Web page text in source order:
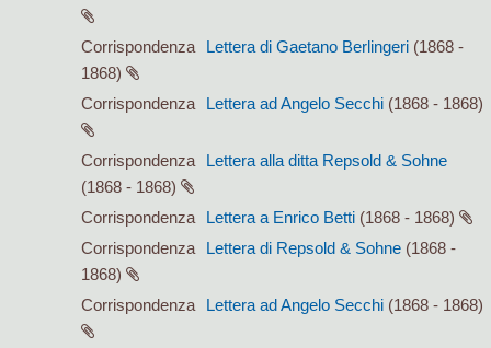
Corrispondenza Lettera di Gaetano Berlingeri (1868 -
1868)
Corrispondenza
Lettera ad Angelo Secchi (1868 - 1868)
Corrispondenza
Lettera alla ditta Repsold & Sohne
(1868 - 1868)
Corrispondenza
Lettera a Enrico Betti (1868 - 1868)
Corrispondenza
Lettera di Repsold & Sohne (1868 -
1868)
Corrispondenza
Lettera ad Angelo Secchi (1868 - 1868)